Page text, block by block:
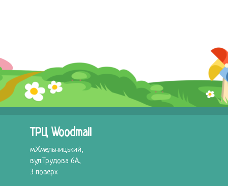
ТРЦ Woodmall
м.Хмельницький,
вул.Трудова 6А,
3 поверх